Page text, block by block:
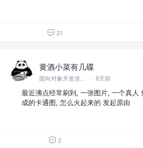
21
黄酒小菜有几碟
面向对象开发攻城狮 · 8天前
最近沸点经常刷到, 一张图片, 一个真人
成的卡通图, 怎么火起来的 发起原由
2